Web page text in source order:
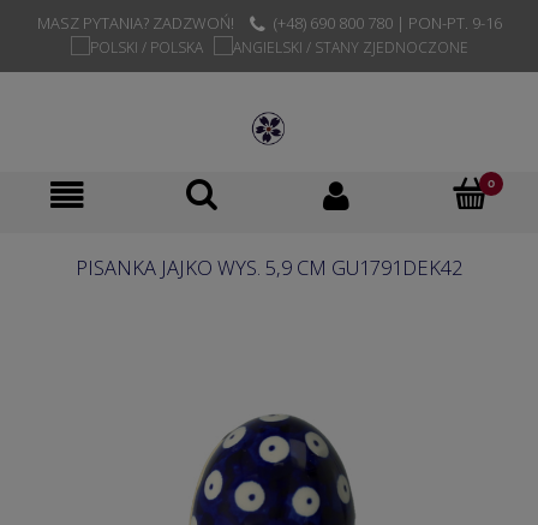
MASZ PYTANIA? ZADZWOŃ! (+48) 690 800 780 | PON-PT. 9-16
PISANKA JAJKO WYS. 5,9 CM GU1791DEK42